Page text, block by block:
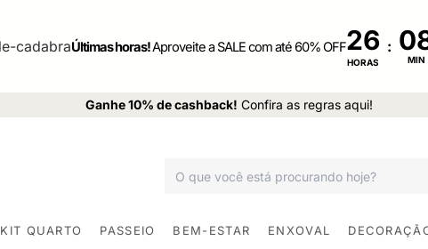
Últimas horas!Aproveite a SALE com até 60% OFF26
HORAS
:
MIN
Ganhe 10% de cashback! Confira as regras aqui!
KIT QUARTO PASSEIO BEM-ESTAR ENXOVAL